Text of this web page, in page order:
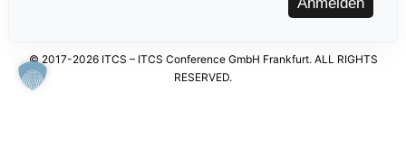
Anmelden
© 2017-2026 ITCS – ITCS Conference GmbH Frankfurt. ALL RIGHTS
RESERVED.